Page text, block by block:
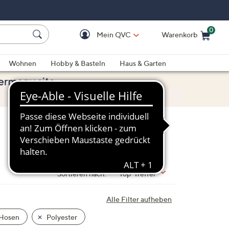
Mein QVC Warenkorb
0
Wohnen Hobby & Basteln
Haus & Garten
Sortieren nach: Top-Treffer
Alle Filter aufheben
Polyester